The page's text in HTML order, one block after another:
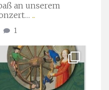
an unserem
...
1
22